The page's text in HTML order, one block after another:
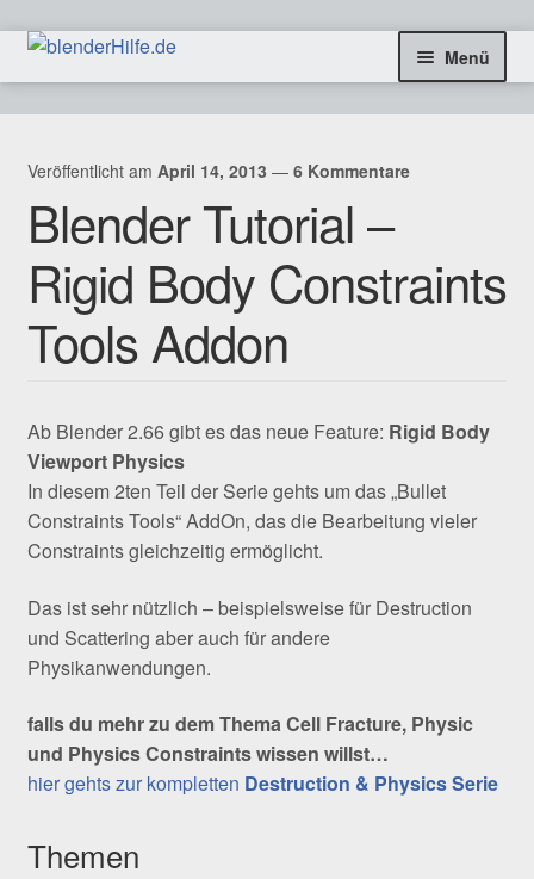
Zur
Zum
Menü
freie Tutorials
Blog & Infos
Coaching & Aufträge
Kontakt
SHOP
Veröffentlicht am April 14, 2013 — 6 Kommentare
Blender Tutorial –
Rigid Body Constraints
Tools Addon
Ab Blender 2.66 gibt es das neue Feature: Rigid Body
Viewport Physics
In diesem 2ten Teil der Serie gehts um das „Bullet
Constraints Tools“ AddOn, das die Bearbeitung vieler
Constraints gleichzeitig ermöglicht.
Das ist sehr nützlich – beispielsweise für Destruction
und Scattering aber auch für andere
Physikanwendungen.
falls du mehr zu dem Thema Cell Fracture, Physic
und Physics Constraints wissen willst…
hier gehts zur kompletten Destruction & Physics Serie
Themen